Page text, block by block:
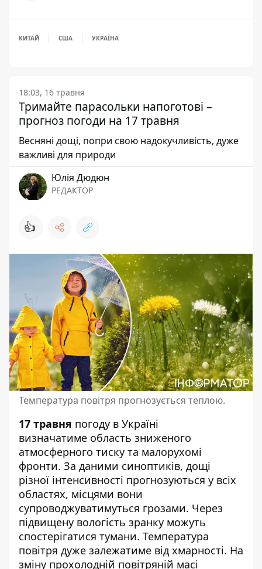
КИТАЙ США УКРАЇНА
18:03, 16 травня
Тримайте парасольки напоготові –
прогноз погоди на 17 травня
Весняні дощі, попри свою надокучливість, дуже
важливі для природи
Юлія Дюдюн
РЕДАКТОР
👍
Температура повітря прогнозується теплою.
17 травня погоду в Україні
визначатиме область зниженого
атмосферного тиску та малорухомі
фронти. За даними синоптиків, дощі
різної інтенсивності прогнозуються у всіх
областях, місцями вони
супроводжуватимуться грозами. Через
підвищену вологість зранку можуть
спостерігатися тумани. Температура
повітря дуже залежатиме від хмарності. На
зміну прохолодній повітряній масі